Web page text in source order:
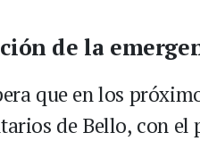
de la
que en los
de Bello, con el